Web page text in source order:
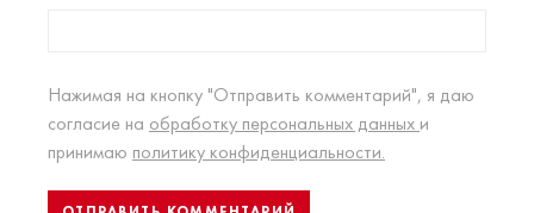
Нажимая на кнопку "Отправить комментарий", я даю
согласие на обработку персональных данных и
принимаю политику конфиденциальности.